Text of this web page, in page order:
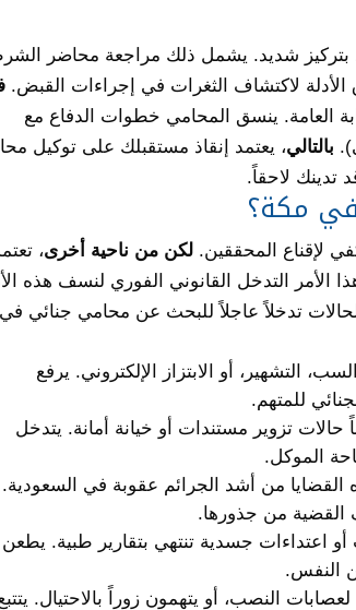
بتركيز شديد. يشمل ذلك مراجعة محاضر
الأدلة لاكتشاف الثغرات في إجراءات القبض.
العامة. ينسق المحامي خطوات الدفاع مع
بالتالي، يعتمد إنقاذ مستقبلك على توكيل
تدينك لاحقاً.
مكة؟
لإقناع المحققين. لكن من ناحية أخرى،
هذا الأمر التدخل القانوني الفوري لنسف هذه
تدخلاً عاجلاً للبحث عن محامي جنائي في
التشهير، أو الابتزاز الإلكتروني. يرفع
للمتهم.
حالات تزوير مستندات أو خيانة أمانة. يتدخل
الموكل.
القضايا من أشد الجرائم عقوبة في السعودية.
القضية من جذورها.
اعتداءات جسدية تنتهي بتقارير طبية. يطعن
النفس.
النصب، أو يتهمون زوراً بالاحتيال.